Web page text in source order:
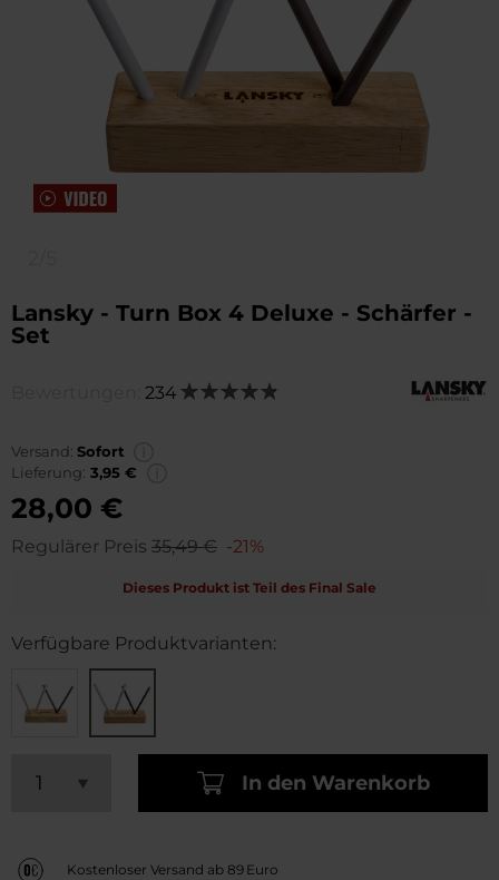
Lansky - Turn Box 4 Deluxe - Schärfer -
Set
234 Bewertung:
Versand: Sofort
Lieferung: 3,95 €
28,00 €
Regulärer Preis 35,49 € -21%
Dieses Produkt ist Teil des Final Sale
Verfügbare Produktvarianten:
In den Warenkorb
Kostenloser Versand ab 89 Euro